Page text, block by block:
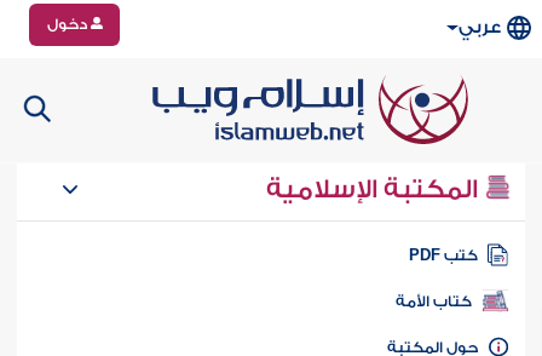
عربي دخول
المكتبة الإسلامية
كتب PDF
كتاب الأمة